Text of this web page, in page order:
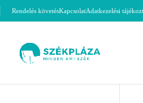
Rendelés követésKapcsolatAdatkezelési